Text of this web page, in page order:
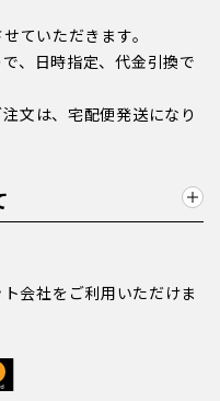
ていただきます。
、日時指定、代金引換で
文は、宅配便発送になり
会社をご利用いただけま